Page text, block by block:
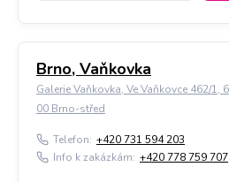
Brno, Vaňkovka
Galerie Vaňkovka, Ve Vaňkovce 462/1,
00 Brno-střed
Telefon: +420 731 594 203
Info k zakázkám: +420 778 759 707